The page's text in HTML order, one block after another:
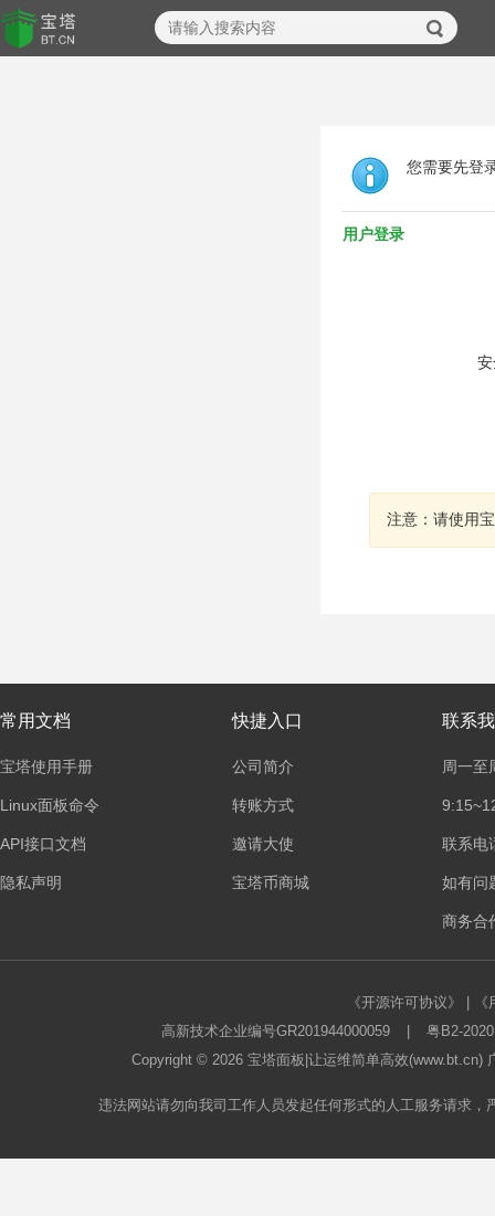
您需要先登
用户登录
注意：请使用
常用文档
宝塔使用手册
Linux面板命令
API接口文档
隐私声明
快捷入口
公司简介
转账方式
邀请大使
宝塔币商城
联系
周一至
联系电
如有问
商务合
《开源许可协议》
高新技术企业编号GR201944000059
粤B2-
Copyright © 2026 宝塔面板 |让运维简单高效
违法网站请勿向我司工作人员发起任何形式的人工服务请求，